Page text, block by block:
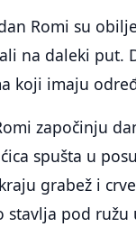
Romi su
na daleki put.
koji imaju
započinju
spušta u
grabež i
stavlja pod ružu